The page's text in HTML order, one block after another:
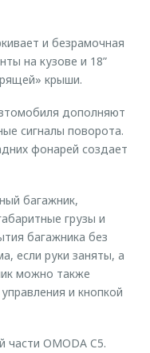
и безрамочная
на кузове и 18”
крыши.
дополняют
сигналы поворота.
фонарей создает
багажник,
грузы и
багажника без
если руки заняты, а
можно также
и кнопкой
части OMODA C5.